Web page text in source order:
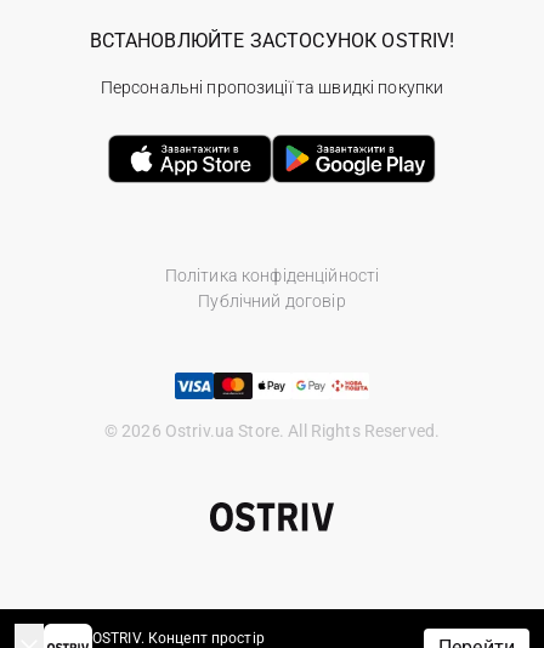
Політика конфіденційності
Публічний договір
© 2026 Ostriv.ua Store. All Rights Reserved.
ВСТАНОВЛЮЙТЕ ЗАСТОСУНОК OSTRIV!
Персональні пропозиції та швидкі покупки
OSTRIV. Концепт простір